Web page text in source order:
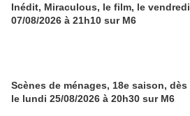
Inédit, Miraculous, le film, le vendredi
07/08/2026 à 21h10 sur M6
Scènes de ménages, 18e saison, dès
le lundi 25/08/2026 à 20h30 sur M6